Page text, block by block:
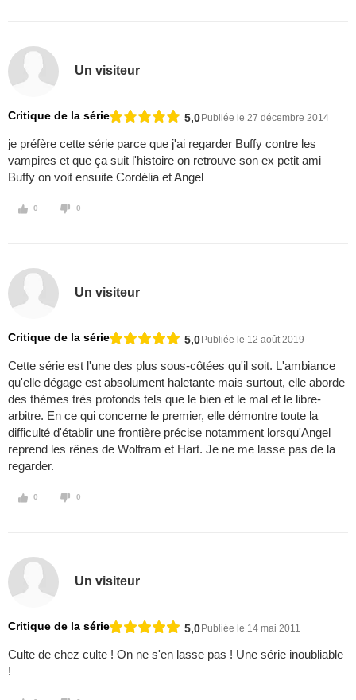
Un visiteur
Critique de la série 5,0Publiée le 27 décembre 2014
je préfère cette série parce que j'ai regarder Buffy contre les
vampires et que ça suit l'histoire on retrouve son ex petit ami
Buffy on voit ensuite Cordélia et Angel
0 0
Un visiteur
Critique de la série 5,0Publiée le 12 août 2019
Cette série est l'une des plus sous-côtées qu'il soit. L'ambiance
qu'elle dégage est absolument haletante mais surtout, elle aborde
des thèmes très profonds tels que le bien et le mal et le libre-
arbitre. En ce qui concerne le premier, elle démontre toute la
difficulté d'établir une frontière précise notamment lorsqu'Angel
reprend les rênes de Wolfram et Hart. Je ne me lasse pas de la
regarder.
0 0
Un visiteur
Critique de la série 5,0Publiée le 14 mai 2011
Culte de chez culte ! On ne s'en lasse pas ! Une série inoubliable
!